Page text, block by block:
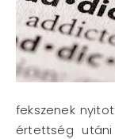
fekszenek
értettség